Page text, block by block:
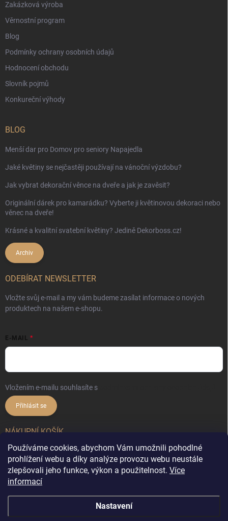
Používáme cookies, abychom Vám umožnili pohodlné
prohlížení webu a díky analýze provozu webu neustále
zlepšovali jeho funkce, výkon a použitelnost. Více
informací
Nastavení
Zakázková výroba
Věrnostní program
Blog
Podmínky ochrany osobních údajů
Hodnocení obchodu
Slovník pojmů
Konkureční výhody
BLOG
Menší dar pro Domov pro seniory Napajedla
Jaké květiny se nejčastěji používají na vánoční výzdobu?
Jak vybrat dekorační věnce na dveře a jak je zavěsit?
Originální dárek pro kamarádku? Vyberte ji květinovou dekoraci nebo
věnec na dveře!
Krásné a kvalitní svatební květiny? Jedině Dekorboss.cz!
Archiv
ODEBÍRAT NEWSLETTER
Vložte svůj e-mail a my vám budeme zasílat informace o nových
produktech na našem e-shopu.
E-MAIL
Vložením e-mailu souhlasíte s
Přihlásit se
NÁKUPNÍ KOŠÍK
0ks /0 Kč
. Všechna práva vyhrazena.